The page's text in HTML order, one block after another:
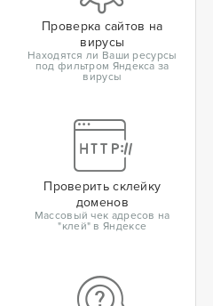
Проверка сайтов на
вирусы
Находятся ли Ваши ресурсы
под фильтром Яндекса за
вирусы
Проверить склейку
доменов
Массовый чек адресов на
"клей" в Яндексе